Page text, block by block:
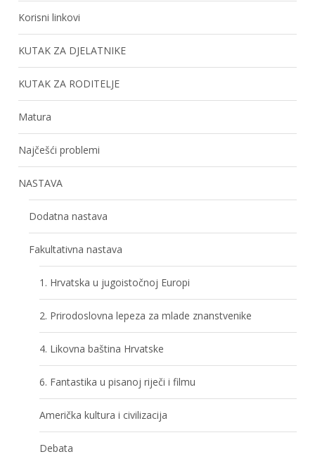
Korisni linkovi
KUTAK ZA DJELATNIKE
KUTAK ZA RODITELJE
Matura
Najčešći problemi
NASTAVA
Dodatna nastava
Fakultativna nastava
1. Hrvatska u jugoistočnoj Europi
2. Prirodoslovna lepeza za mlade znanstvenike
4. Likovna baština Hrvatske
6. Fantastika u pisanoj riječi i filmu
Američka kultura i civilizacija
Debata